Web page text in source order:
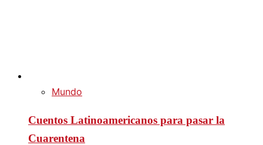
Mundo
Cuentos Latinoamericanos para pasar la
Cuarentena